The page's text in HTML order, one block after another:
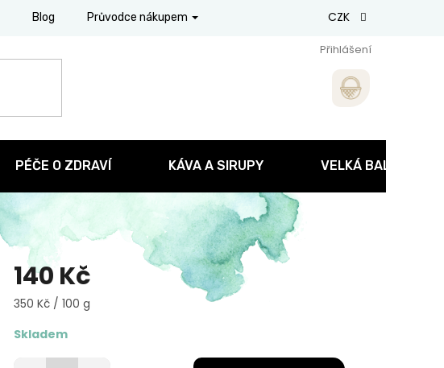
Blog Průvodce nákupem CZK
Přihlášení
PÉČE O ZDRAVÍ KÁVA A SIRUPY VELKÁ BALENÍ
140 Kč
Měrná
350 Kč / 100 g
Skladem